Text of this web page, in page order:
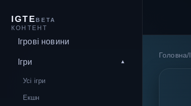
IGTEBETA
КОНТЕНТ
Ігрові новини
Ігри
Усі ігри
Екшн
Головна/